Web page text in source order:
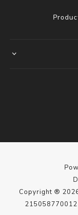
Copyright ®